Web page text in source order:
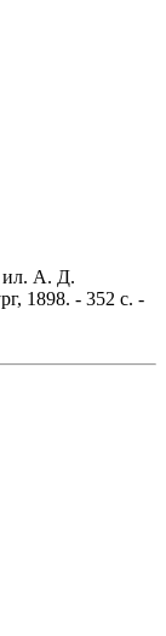
ил. А. Д.
1898. - 352 с. -